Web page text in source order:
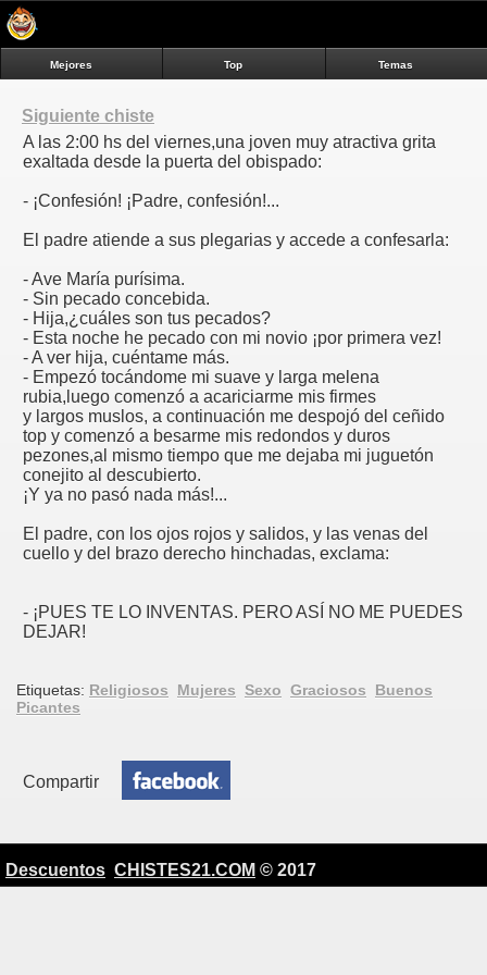
Mejores Top Temas
Siguiente chiste
A las 2:00 hs del viernes,una joven muy atractiva grita
exaltada desde la puerta del obispado:
- ¡Confesión! ¡Padre, confesión!...
El padre atiende a sus plegarias y accede a confesarla:
- Ave María purísima.
- Sin pecado concebida.
- Hija,¿cuáles son tus pecados?
- Esta noche he pecado con mi novio ¡por primera vez!
- A ver hija, cuéntame más.
- Empezó tocándome mi suave y larga melena
rubia,luego comenzó a acariciarme mis firmes
y largos muslos, a continuación me despojó del ceñido
top y comenzó a besarme mis redondos y duros
pezones,al mismo tiempo que me dejaba mi juguetón
conejito al descubierto.
¡Y ya no pasó nada más!...
El padre, con los ojos rojos y salidos, y las venas del
cuello y del brazo derecho hinchadas, exclama:
- ¡PUES TE LO INVENTAS. PERO ASÍ NO ME PUEDES
DEJAR!
Etiquetas: Religiosos Mujeres Sexo Graciosos
Buenos
Picantes
Compartir
Descuentos CHISTES21.COM © 2017